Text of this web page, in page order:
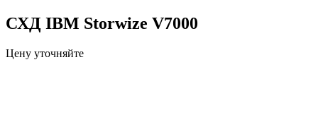
СХД IBM Storwize V7000
Цену уточняйте